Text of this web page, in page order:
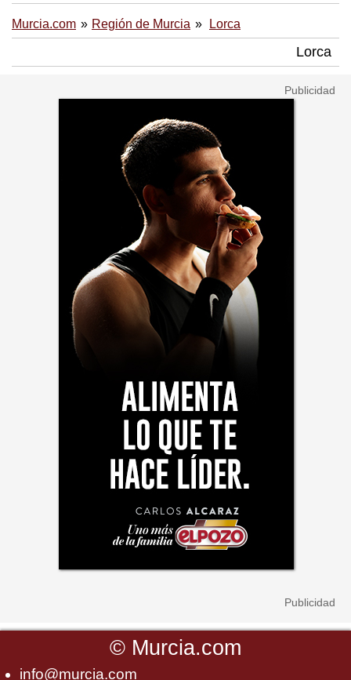
Murcia.com Región de Murcia Lorca
Lorca
© Murcia.com
info@murcia.com